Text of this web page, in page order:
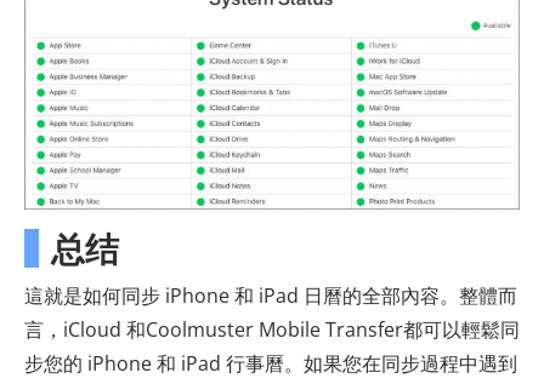
总结
這就是如何同步 iPhone 和 iPad 日曆的全部內容。整體而
言，iCloud 和Coolmuster Mobile Transfer都可以輕鬆同
步您的 iPhone 和 iPad 行事曆。如果您在同步過程中遇到